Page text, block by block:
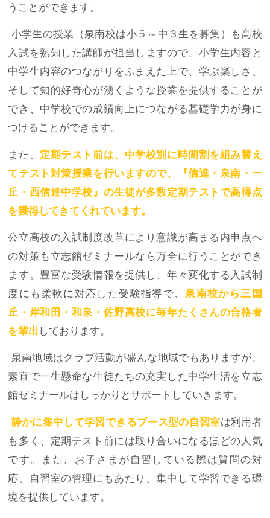
うことができます。
小学生の授業（泉南校は小５～中３生を募集）も高校
入試を熟知した講師が担当しますので、小学生内容と
中学生内容のつながりをふまえた上で、学ぶ楽しさ、
そして知的好奇心が湧くような授業を提供することが
でき、中学校での成績向上につながる基礎学力が身に
つけることができます。
また、 定期テスト前は、中学校別に時間割を組み替え
てテスト対策授業を行いますので、『信達・泉南・一
丘・西信達中学校』の生徒が多数定期テストで高得点
を獲得してきてくれています。
公立高校の入試制度改革により意識が高まる内申点へ
の対策も立志館ゼミナールなら万全に行うことができ
ます。豊富な受験情報を提供し、年々変化する入試制
度にも柔軟に対応した受験指導で、泉南校から三国
丘・岸和田・和泉・佐野高校に毎年たくさんの合格者
を輩出 しております。
泉南地域はクラブ活動が盛んな地域でもありますが、
素直で一生懸命な生徒たちの充実した中学生活を立志
館ゼミナールはしっかりとサポートしていきます。
静かに集中して学習できるブース型の自習室は利用者
も多く、定期テスト前には取り合いになるほどの人気
です。また、お子さまが自習している際は質問の対
応、自習室の管理にもあたり、集中して学習できる環
境を提供しています。